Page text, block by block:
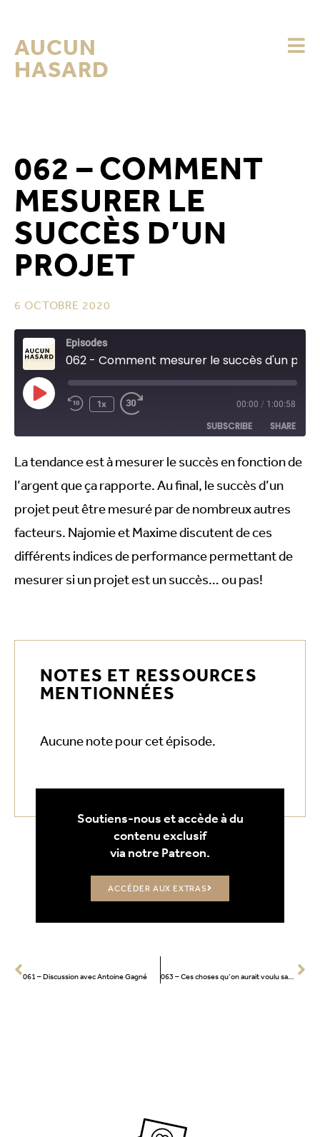
AUCUN
HASARD
062 – COMMENT
MESURER LE
SUCCÈS D’UN
PROJET
6 OCTOBRE 2020
Episodes
1x 00:00 / 1:00:58
SUBSCRIBE SHARE
RSS FEED
SHARE
EMBED
La tendance est à mesurer le succès en fonction de
l’argent que ça rapporte. Au final, le succès d’un
projet peut être mesuré par de nombreux autres
facteurs. Najomie et Maxime discutent de ces
différents indices de performance permettant de
mesurer si un projet est un succès… ou pas!
NOTES ET RESSOURCES
MENTIONNÉES
Aucune note pour cet épisode.
Soutiens-nous et accède à du
contenu exclusif
via notre Patreon.
ACCÉDER AUX EXTRAS
061 – Discussion avec Antoine Gagné
063 – Ces choses qu’on aurait voulu savoir à 20 ans